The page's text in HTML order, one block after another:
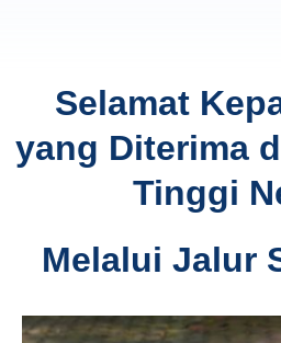
Selamat
yang Diterima
Tinggi
Melalui Jalur